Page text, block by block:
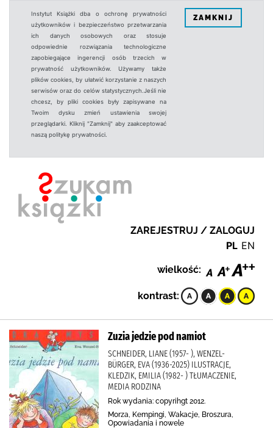
Instytut Książki dba o ochronę prywatności
użytkowników i bezpieczeństwo przetwarzania
ich danych osobowych oraz stosuje
odpowiednie rozwiązania technologiczne
zapobiegające ingerencji osób trzecich w
prywatność użytkowników. Używamy także
plików cookies, by ułatwić korzystanie z naszych
serwisów oraz do celów statystycznych.Jeśli nie
chcesz, by pliki cookies były zapisywane na
Twoim dysku zmień ustawienia swojej
przeglądarki. Kliknij "Zamknij" aby zaakceptować
naszą politykę prywatności.
ZAMKNIJ
ZAREJESTRUJ / ZALOGUJ
PL EN
wielkość:
kontrast:
Zuzia jedzie pod namiot
SCHNEIDER, LIANE (1957- ), WENZEL-
BÜRGER, EVA (1936-2025) ILUSTRACJE,
KLEDZIK, EMILIA (1982- ) TŁUMACZENIE,
MEDIA RODZINA
Rok wydania: copyrihgt 2012.
Morza, Kempingi, Wakacje, Broszura,
Opowiadania i nowele